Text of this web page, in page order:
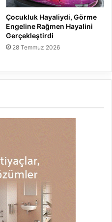
Çocukluk Hayaliydi, Görme
Engeline Rağmen Hayalini
Gerçekleştirdi
28 Temmuz 2026